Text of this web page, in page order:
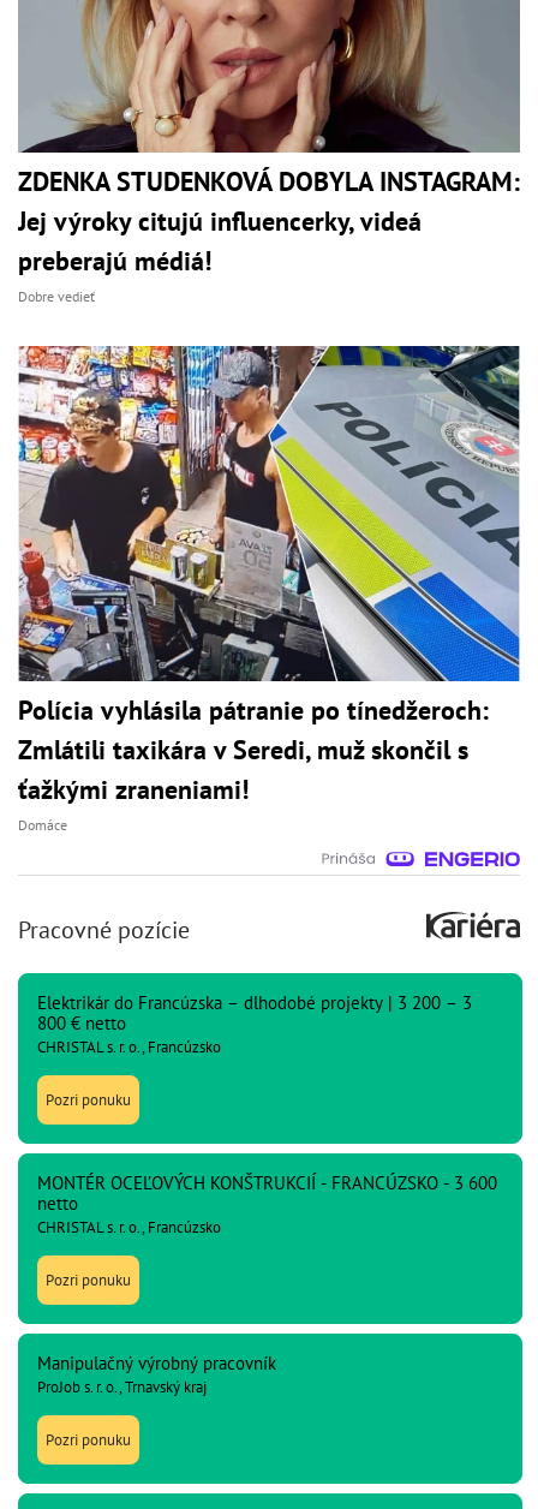
ZDENKA STUDENKOVÁ DOBYLA INSTAGRAM:
Jej výroky citujú influencerky, videá
preberajú médiá!
Dobre vedieť
Polícia vyhlásila pátranie po tínedžeroch:
Zmlátili taxikára v Seredi, muž skončil s
ťažkými zraneniami!
Domáce
Pracovné pozície
Elektrikár do Francúzska – dlhodobé projekty | 3 200 – 3
800 € netto
CHRISTAL s. r. o., Francúzsko
Pozri ponuku
MONTÉR OCEĽOVÝCH KONŠTRUKCIÍ - FRANCÚZSKO - 3 600
netto
CHRISTAL s. r. o., Francúzsko
Pozri ponuku
Manipulačný výrobný pracovník
ProJob s. r. o., Trnavský kraj
Pozri ponuku